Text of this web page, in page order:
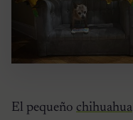
El pequeño chihuahua